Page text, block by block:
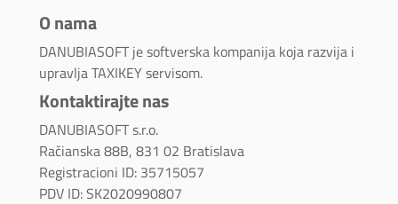
O nama
DANUBIASOFT je softverska kompanija koja razvija i
upravlja TAXIKEY servisom.
Kontaktirajte nas
DANUBIASOFT s.r.o.
Račianska 88B, 831 02 Bratislava
Registracioni ID: 35715057
PDV ID: SK2020990807